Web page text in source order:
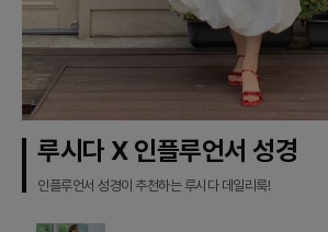
루시다 X 인플루언서 성경
인플루언서 성경이 추천하는 루시다 데일리룩!